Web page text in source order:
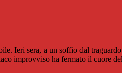
Ieri sera, a un soffio dal
improvviso ha fermato il cuore